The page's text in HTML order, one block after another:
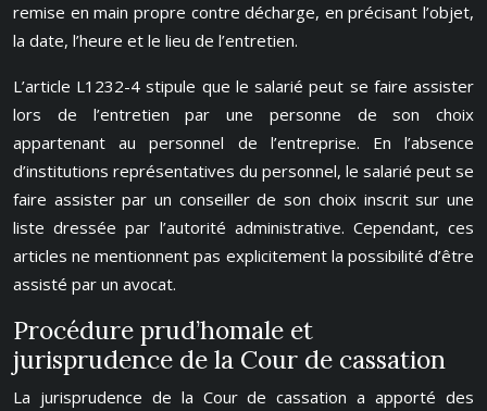
remise en main propre contre décharge, en précisant l’objet,
la date, l’heure et le lieu de l’entretien.
L’article L1232-4 stipule que le salarié peut se faire assister
lors de l’entretien par une personne de son choix
appartenant au personnel de l’entreprise. En l’absence
d’institutions représentatives du personnel, le salarié peut se
faire assister par un conseiller de son choix inscrit sur une
liste dressée par l’autorité administrative. Cependant, ces
articles ne mentionnent pas explicitement la possibilité d’être
assisté par un avocat.
Procédure prud’homale et
jurisprudence de la Cour de cassation
La jurisprudence de la Cour de cassation a apporté des